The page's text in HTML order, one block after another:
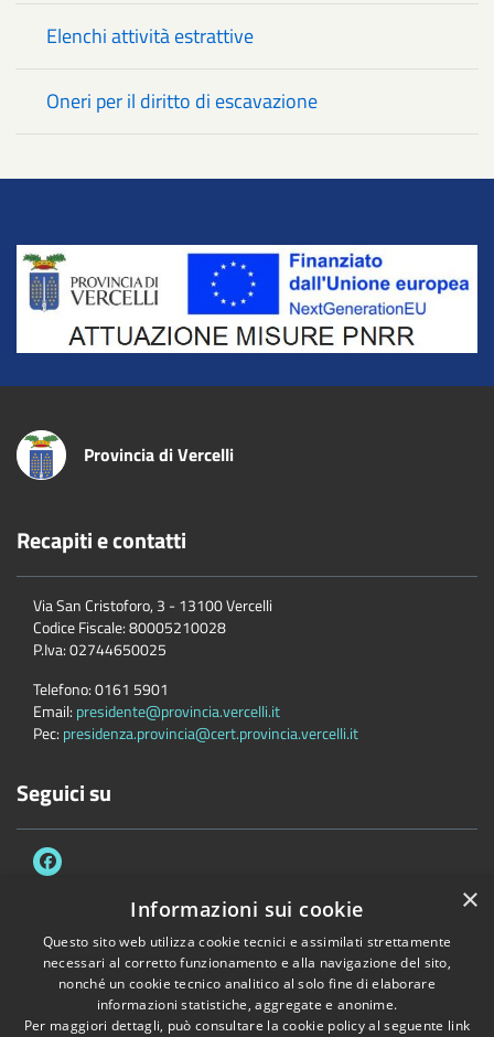
Elenchi attività estrattive
Oneri per il diritto di escavazione
Title
Provincia di Vercelli
Recapiti e contatti
Via San Cristoforo, 3 - 13100 Vercelli
Codice Fiscale:80005210028
P.Iva:02744650025
Telefono:0161 5901
Email: presidente@provincia.vercelli.it
Pec: presidenza.provincia@cert.provincia.vercelli.it
Seguici su
Accessibilità Privacy Cookie
Mappa del sito
Dichiarazione di accessibilità e meccanismo di feedback
Link Utili
Copyright © 2026 • Provincia di Vercelli • Powered byMunicipium•
×
Informazioni sui cookie
Questo sito web utilizza cookie tecnici e assimilati strettamente
necessari al corretto funzionamento e alla navigazione del sito,
nonché un cookie tecnico analitico al solo fine di elaborare
informazioni statistiche, aggregate e anonime.
Per maggiori dettagli, può consultare la cookie policy al seguente link